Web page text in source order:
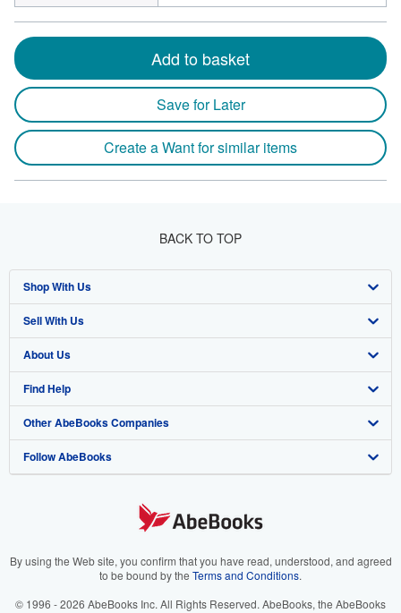
Add to basket
Save for Later
Create a Want for similar items
BACK TO TOP
Shop With Us
Advanced Search
Browse Collections
My Account
My Orders
View Basket
Sell With Us
Start Selling
Join Our Affiliate Program
Book Buyback
Refer a seller
About Us
About AbeBooks
Media
Careers
Your Ads Privacy Choices
Find Help
Help
Customer Support
Other AbeBooks Companies
AbeBooks.co.uk
AbeBooks.it
Follow AbeBooks
By using the Web site, you confirm that you have read, understood, and agreed
to be bound by the Terms and Conditions.
© 1996 - 2026 AbeBooks Inc. All Rights Reserved. AbeBooks, the AbeBooks